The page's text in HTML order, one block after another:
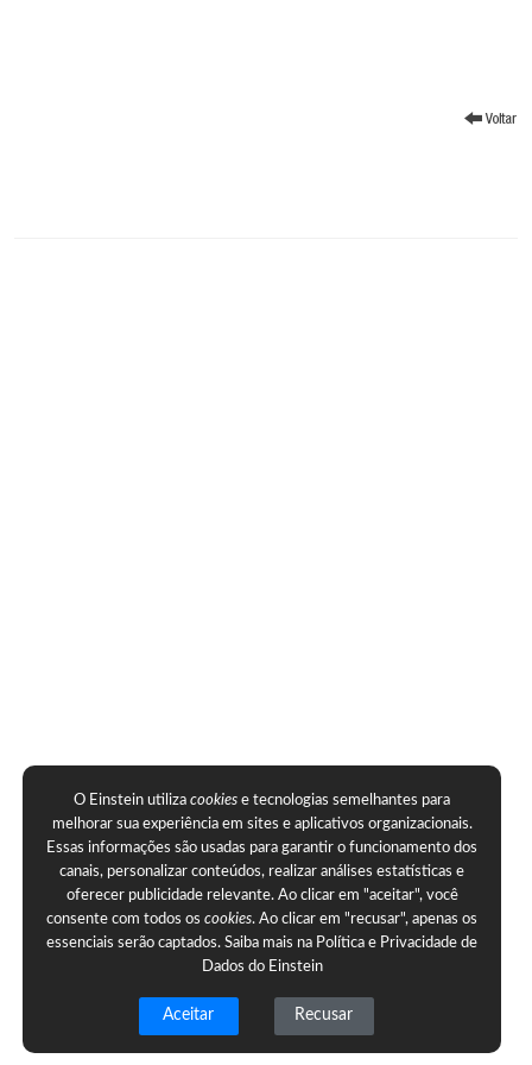
O Einstein utilizacookies e tecnologias semelhantes para
melhorar sua experiência em sites e aplicativos organizacionais.
Essas informações são usadas para garantir o funcionamento dos
canais, personalizar conteúdos, realizar análises estatísticas e
oferecer publicidade relevante. Ao clicar em "aceitar", você
consente com todos oscookies. Ao clicar em "recusar", apenas os
essenciais serão captados. Saiba mais na Política e Privacidade de
Dados do Einstein
Aceitar Recusar